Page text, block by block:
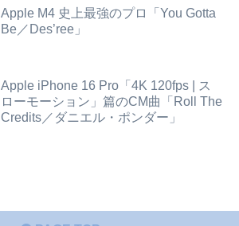
Apple M4 史上最強のプロ「You Gotta
Be／Des’ree」
Apple iPhone 16 Pro「4K 120fps | ス
ローモーション」篇のCM曲「Roll The
Credits／ダニエル・ポンダー」